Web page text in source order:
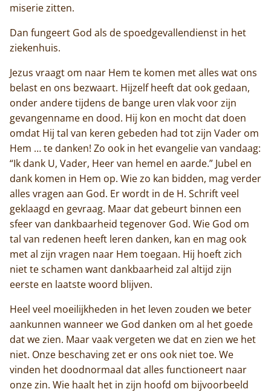
Home
Trappisten
De abdij
Actueel
Monnik worden
Contact
miserie zitten.
Dan fungeert God als de spoedgevallendienst in het
ziekenhuis.
Jezus vraagt om naar Hem te komen met alles wat ons
belast en ons bezwaart. Hijzelf heeft dat ook gedaan,
onder andere tijdens de bange uren vlak voor zijn
gevangenname en dood. Hij kon en mocht dat doen
omdat Hij tal van keren gebeden had tot zijn Vader om
Hem … te danken! Zo ook in het evangelie van vandaag:
“Ik dank U, Vader, Heer van hemel en aarde.” Jubel en
dank komen in Hem op. Wie zo kan bidden, mag verder
alles vragen aan God. Er wordt in de H. Schrift veel
geklaagd en gevraag. Maar dat gebeurt binnen een
sfeer van dankbaarheid tegenover God. Wie God om
tal van redenen heeft leren danken, kan en mag ook
met al zijn vragen naar Hem toegaan. Hij hoeft zich
niet te schamen want dankbaarheid zal altijd zijn
eerste en laatste woord blijven.
Heel veel moeilijkheden in het leven zouden we beter
aankunnen wanneer we God danken om al het goede
dat we zien. Maar vaak vergeten we dat en zien we het
niet. Onze beschaving zet er ons ook niet toe. We
vinden het doodnormaal dat alles functioneert naar
onze zin. Wie haalt het in zijn hoofd om bijvoorbeeld